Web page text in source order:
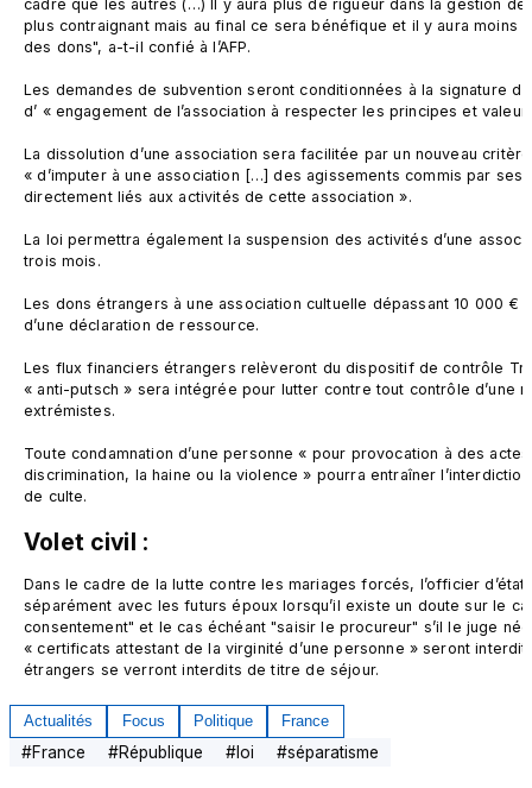
cadre que les autres (…) Il y aura plus de rigueur dans la gestion
plus contraignant mais au final ce sera bénéfique et il y aura moins
des dons", a-t-il confié à l’AFP.
Les demandes de subvention seront conditionnées à la signature
d’ « engagement de l’association à respecter les principes et
La dissolution d’une association sera facilitée par un nouveau
« d’imputer à une association […] des agissements commis par ses
directement liés aux activités de cette association ».
La loi permettra également la suspension des activités d’une
trois mois.
Les dons étrangers à une association cultuelle dépassant 10 000 €
d’une déclaration de ressource.
Les flux financiers étrangers relèveront du dispositif de contrôle
« anti-putsch » sera intégrée pour lutter contre tout contrôle d’une
extrémistes.
Toute condamnation d’une personne « pour provocation à des
discrimination, la haine ou la violence » pourra entraîner
Volet civil :
Dans le cadre de la lutte contre les mariages forcés, l’officier d’état
séparément avec les futurs époux lorsqu’il existe un doute sur le
consentement" et le cas échéant "saisir le procureur" s’il le juge
« certificats attestant de la virginité d’une personne » seront
étrangers se verront interdits de titre de séjour.
Actualités Focus Politique France
#France #République #loi #séparatisme